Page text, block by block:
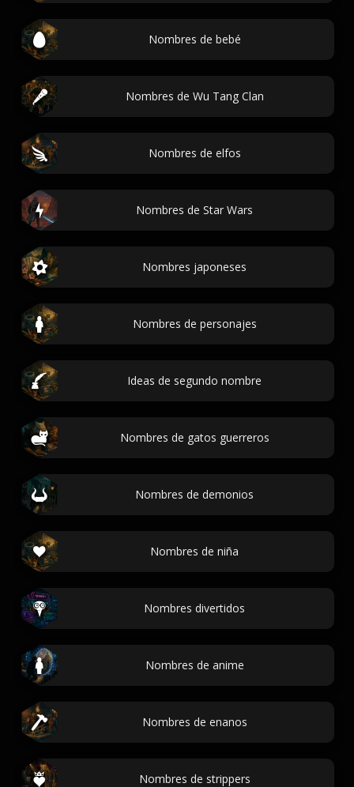
Nombres de bebé
Nombres de Wu Tang Clan
Nombres de elfos
Nombres de Star Wars
Nombres japoneses
Nombres de personajes
Ideas de segundo nombre
Nombres de gatos guerreros
Nombres de demonios
Nombres de niña
Nombres divertidos
Nombres de anime
Nombres de enanos
Nombres de strippers